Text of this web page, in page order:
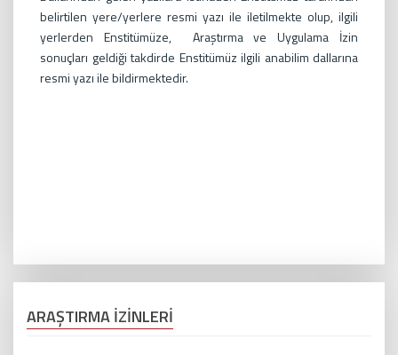
belirtilen yere/yerlere resmi yazı ile iletilmekte olup, ilgili
yerlerden Enstitümüze, Araştırma ve Uygulama İzin
sonuçları geldiği takdirde Enstitümüz ilgili anabilim dallarına
resmi yazı ile bildirmektedir.
ARAŞTIRMA İZİNLERİ